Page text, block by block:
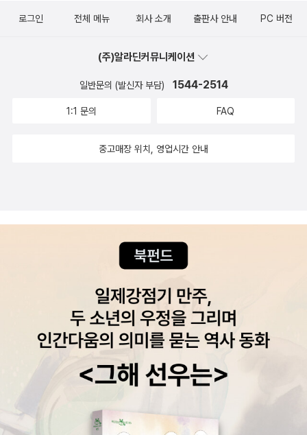
모으지 않을까 합니다. 그 외에 올해 인상깊게 읽었던 책들은 대충
기 / 헨리 데이비드 소로아무튼, 술 / 김혼비희망 대신 욕망 / 김원영
나, 황선우사랑한다고 했다가 죽이겠다고 했다가 / 악셀 린덴 < 소
설 >너무 한낮의 연애 / 김금희지구에서 한아뿐 / 정세랑낭만주의 /
가의 눈물과 자이툰 파스타 / 박상영 < 외국 소설 >인민을 위해 복
실종 / 아시아 제바르 < 과학 수학 공학 > 시간은 흐르지 않는다 /
카를로 로벨리어느 칠레 선생님의 물리학 산책 / 안드레스 곰베로프
이토록 쉬운 통계 & R / 임경덕모스에서 잡스까지 / 신동흔 < 인문
소설처럼 / 다니엘 페낙진심의 공간 / 김현진 < 시 > 가끔은 주목
받는 생이고 싶다 / 오규원저녁의 연인들 / 황학주Lo-fi / 강성은나는
노래를 가지러 왔다 / 홍일표 < 철학 >여자와 소인배가 논어를 읽
사상사 / 모리 미키사부로무신론자와 교수 / 데니스 C. 라스무센데리
o가 스스로 나는 알라디너야, 하고 다니기에 부끄럽지 않을 만큼 활
할 수 있었다. 그 말은, 같은 급수에서 서울 거주자는 두 번(국가직, 서
수 있었다는 뜻이다. 승리자는 서울근교 경기도 주민? 하여간, 지속
서울시 시험 날짜가 겹쳐졌다. 이제 지방직 응시가 가능한 이들은 분
신술까지 가능해야 작년과 같은 이점을 누릴 수가 있게 되었다. 아, 이
지도 튀겨 먹지도 못할 그놈의 국영수 공부 한답시고, 의무교육만 마
경쟁률이 떨어질 것은 자명했다. 그런데 접수 후 며칠이 지나자 의외
의 상황이 벌어졌다. syo는 대부분의 공시생들이 syo처럼 두 군데를
다 접수해두고 눈치작전을 전개할 테니, 접수경쟁률 자체는 크게 다
이미 어느 한쪽을 정해놓고 올인한 모양이다. 와, 이 사람들 순한 거
야, 순진한 거야. 그것도 아니면 응시료가 아까웠던 거야, 뭐야. 작년
11만명이었던 서울시의 전체접수인원이 4만2천 명, 절반 이하로 뚝
짓 더 뽑겠다고 공고한 서울시는 이 상황을 어떻게 인식했을까. 9급
4대 1까지 떨어졌다. 고민 끝에 지방직만 접수한 착한 수험생들의 탄
에 선 여행자처럼 자신이 갈 곳이 어떤 곳인지에 대한 대략적인 그림
원래 어떻게 생겼을지 살펴보기로 하였다. 성적 계급은 보이지 않을
정도로 뿌리가 깊다.Sex class is so deep as to be invisible. 보
다. 그렇다면 대답되어야 할 질문은 이렇다. 보이지 않는데 있긴 한 것
어스톤은 어떻게 볼 수 있었을까? 누군가에게는 보이고 누군가에게
허접해도, 어쨌든 이미 가진 대로 읽어질 것이다. 여행의 모양새는 여
행자의 자질과 상관관계가 크다. 조건이 형식을 바꾸고, 책은 읽는 이
기’는 손쉽지만 멍청한 방법이다. 인정할 수 있는 명제는 이렇다. 존
재하지 않는 것은 보이지 않는다. 고등학교가 syo에게 가르친 논리
에 따르면 명제는 자신이 참이더라도 그 역명제의 진실성을 보장하지
않는다. 즉 [존재하지 않으면 -> 보이지 않는다]라는 명제는 [보이지
않으면 -> 존재하지 않는다]라는 명제가 참인지 거짓인지를 알려주
는데 논리적으로 눈곱만큼의 도움도 주지 않는다는 것이다. 살면서
본 가장 한심한 짓 가운데 하나가 “야, 내 주변에는 그런 사람 하나도
로그인 전체 메뉴 회사 소개 출판사 안내 PC 버전
(주)알라딘커뮤니케이션
일반문의 (발신자 부담) 1544-2514
1:1 문의 FAQ
중고매장 위치, 영업시간 안내